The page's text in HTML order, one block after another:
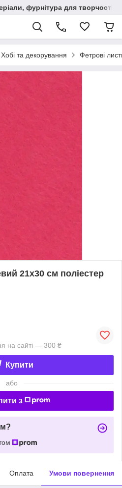
фурнітура для творчості
Хобі та декорування Фетрові
21х30 см поліестер
на сайті — 300 ₴
Купити
або
з
Оплата Умови повернення